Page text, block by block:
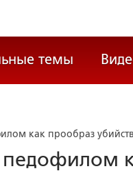
темы
как прообраз
педофилом